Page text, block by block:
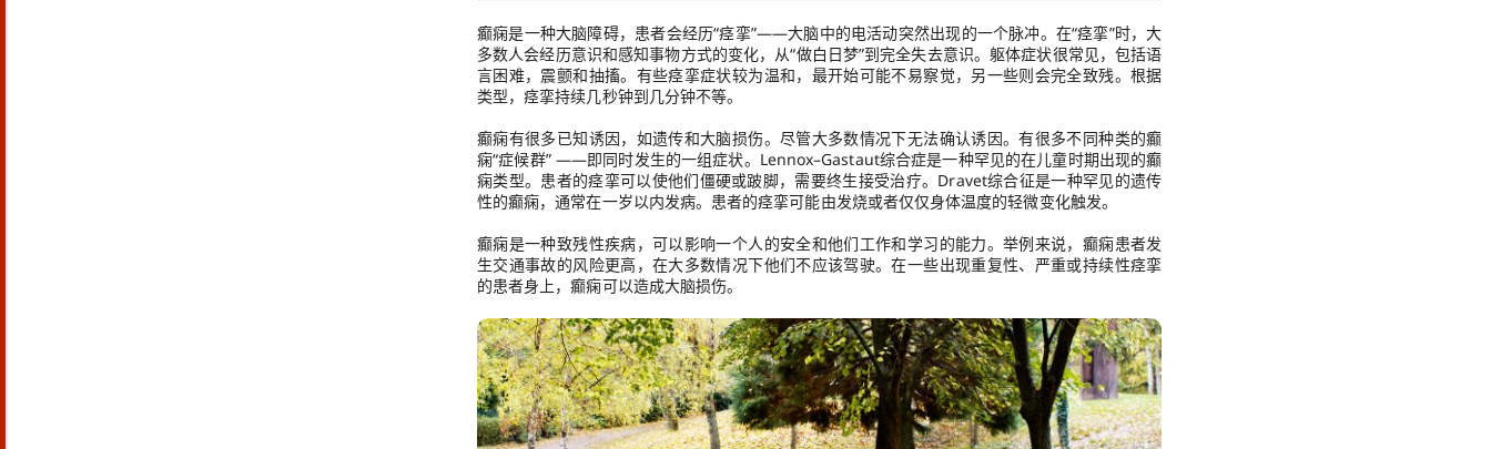
癫痫是一种大脑障碍，患者会经历“痉挛”——大脑中的电活动突然出现的一个脉冲。在“痉挛”时，大
多数人会经历意识和感知事物方式的变化，从“做白日梦”到完全失去意识。躯体症状很常见，包括语
言困难，震颤和抽搐。有些痉挛症状较为温和，最开始可能不易察觉，另一些则会完全致残。根据
类型，痉挛持续几秒钟到几分钟不等。
癫痫有很多已知诱因，如遗传和大脑损伤。尽管大多数情况下无法确认诱因。有很多不同种类的癫
痫“症候群” ——即同时发生的一组症状。Lennox–Gastaut综合症是一种罕见的在儿童时期出现的癫
痫类型。患者的痉挛可以使他们僵硬或跛脚，需要终生接受治疗。Dravet综合征是一种罕见的遗传
性的癫痫，通常在一岁以内发病。患者的痉挛可能由发烧或者仅仅身体温度的轻微变化触发。
癫痫是一种致残性疾病，可以影响一个人的安全和他们工作和学习的能力。举例来说，癫痫患者发
生交通事故的风险更高，在大多数情况下他们不应该驾驶。在一些出现重复性、严重或持续性痉挛
的患者身上，癫痫可以造成大脑损伤。